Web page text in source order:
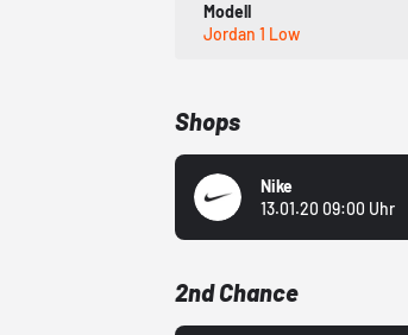
Modell
Jordan 1 Low
Shops
Nike
13.01.20 09:00 Uhr
2nd Chance